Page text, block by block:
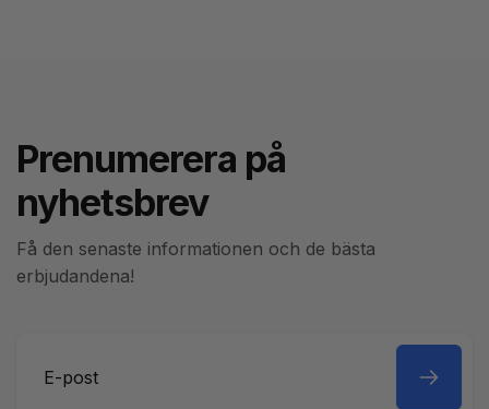
Prenumerera på
nyhetsbrev
Få den senaste informationen och de bästa
erbjudandena!